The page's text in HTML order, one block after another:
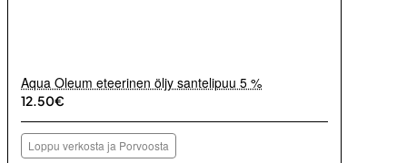
Aqua Oleum eteerinen öljy santelipuu 5 %
12.50€
Loppu verkosta ja Porvoosta